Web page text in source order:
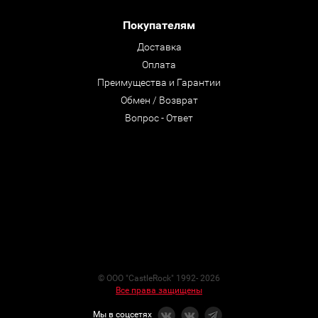
Покупателям
Доставка
Оплата
Преимущества и Гарантии
Обмен / Возврат
Вопрос - Ответ
© ООО "CastleRock" 1992- 2026
Все права защищены
Мы в соцсетях